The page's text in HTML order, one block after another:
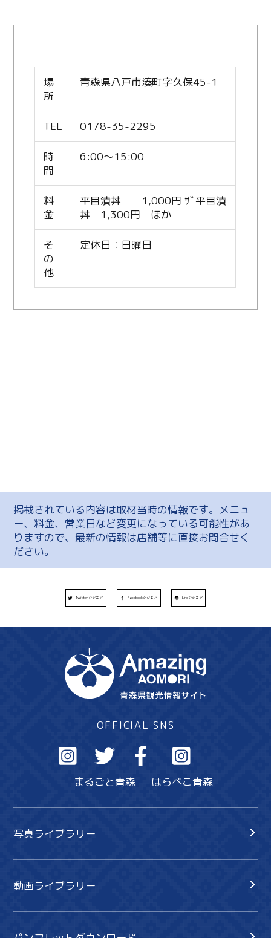
場
所
青森県八戸市湊町字久保45-1
TEL 0178-35-2295
時
間
6:00～15:00
料
金
平目漬丼 1,000円 ｻﾞ平目漬
丼 1,300円 ほか
そ
の
他
定休日：日曜日
掲載されている内容は取材当時の情報です。メニュ
ー、料金、営業日など変更になっている可能性があ
りますので、最新の情報は店舗等に直接お問合せく
ださい。
Twitterでシェア Facebookでシェア Lineでシェア
OFFICIAL SNS
まるごと青森 はらぺこ青森
写真ライブラリー
動画ライブラリー